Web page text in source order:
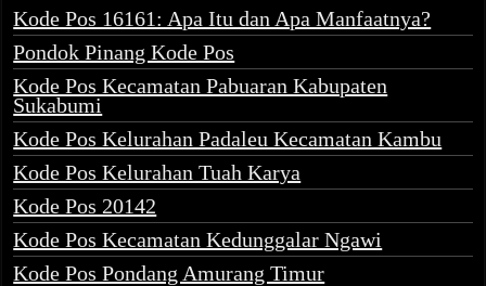
Kode Pos 16161: Apa Itu dan Apa Manfaatnya?
Pondok Pinang Kode Pos
Kode Pos Kecamatan Pabuaran Kabupaten
Sukabumi
Kode Pos Kelurahan Padaleu Kecamatan Kambu
Kode Pos Kelurahan Tuah Karya
Kode Pos 20142
Kode Pos Kecamatan Kedunggalar Ngawi
Kode Pos Pondang Amurang Timur